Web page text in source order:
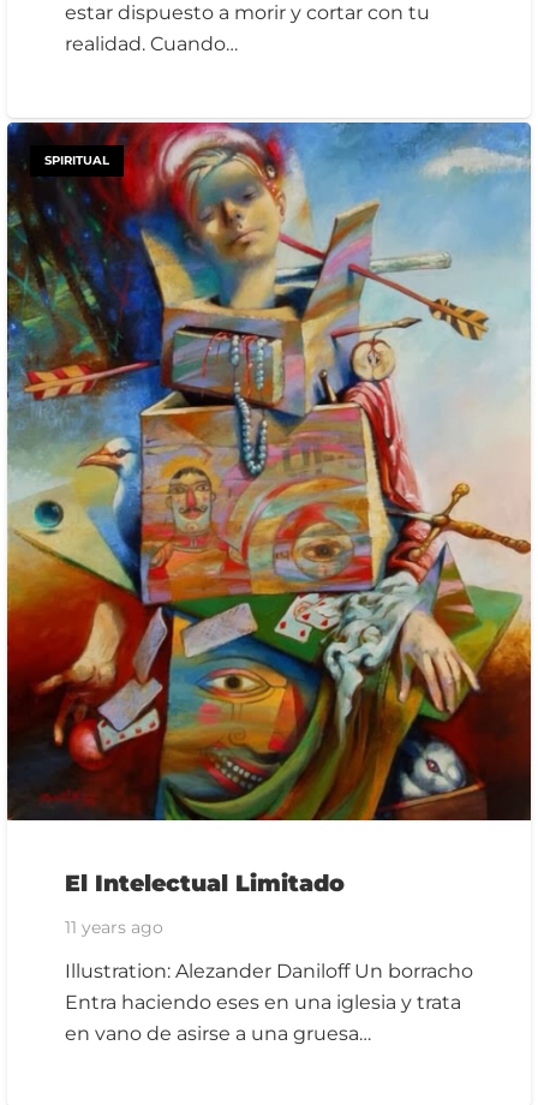
estar dispuesto a morir y cortar con tu
realidad. Cuando…
SPIRITUAL
El Intelectual Limitado
11 years ago
Illustration: Alezander Daniloff Un borracho
Entra haciendo eses en una iglesia y trata
en vano de asirse a una gruesa…